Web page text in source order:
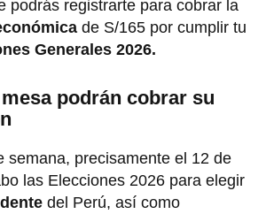
podrás registrarte para cobrar la
de S/165 por cumplir tu
Generales 2026.
podrán cobrar su
semana, precisamente el 12 de
las Elecciones 2026 para elegir
del Perú, así como